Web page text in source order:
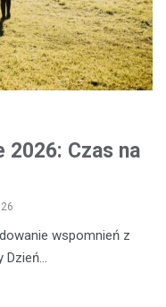
2026: Czas na
wspomnień z
Dzień…